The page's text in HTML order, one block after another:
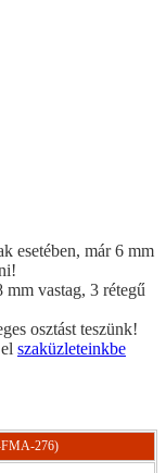
esetében, már 6 mm
mm vastag, 3 rétegű
osztást teszünk!
szaküzleteinkbe
FMA-276)